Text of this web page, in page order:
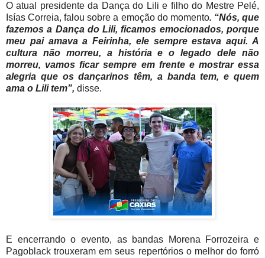
O atual presidente da Dança do Lili e filho do Mestre Pelé,
Isías Correia, falou sobre a emoção do momento. “Nós, que
fazemos a Dança do Lili, ficamos emocionados, porque
meu pai amava a Feirinha, ele sempre estava aqui. A
cultura não morreu, a história e o legado dele não
morreu, vamos ficar sempre em frente e mostrar essa
alegria que os dançarinos têm, a banda tem, e quem
ama o Lili tem”, disse.
E encerrando o evento, as bandas Morena Forrozeira e
Pagoblack trouxeram em seus repertórios o melhor do forró